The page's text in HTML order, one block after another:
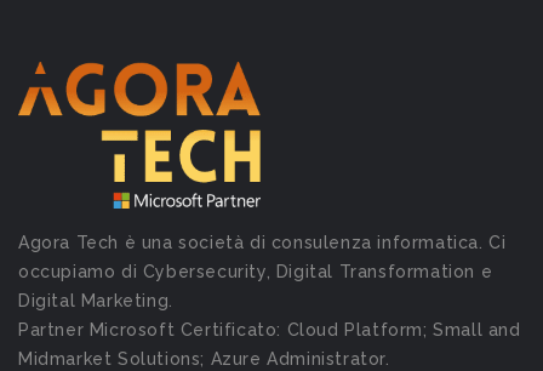
Agora Tech è una società di consulenza informatica. Ci
occupiamo di Cybersecurity, Digital Transformation e
Digital Marketing.
Partner Microsoft Certificato: Cloud Platform; Small and
Midmarket Solutions; Azure Administrator.